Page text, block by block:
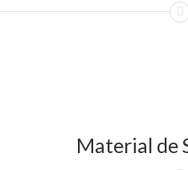
Material de